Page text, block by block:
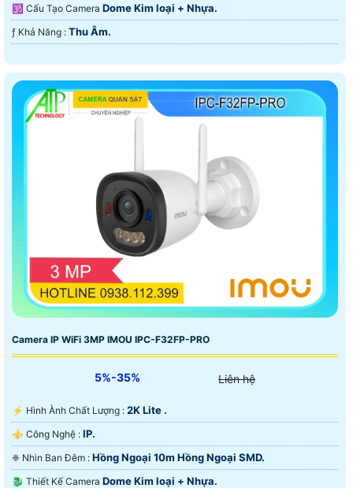
🕉️ Cấu Tạo Camera Dome Kim loại + Nhựa.
️ƒ Khả Năng : Thu Âm.
Camera IP WiFi 3MP IMOU IPC-F32FP-PRO
5%-35% Liên hệ
️⚡ Hình Ành Chất Lượng : 2K Lite .
⚜️ Công Nghệ : IP.
❈ Nhìn Ban Đêm : Hồng Ngoại 10m Hồng Ngoại SMD.
🐉️ Thiết Kế Camera Dome Kim loại + Nhựa.